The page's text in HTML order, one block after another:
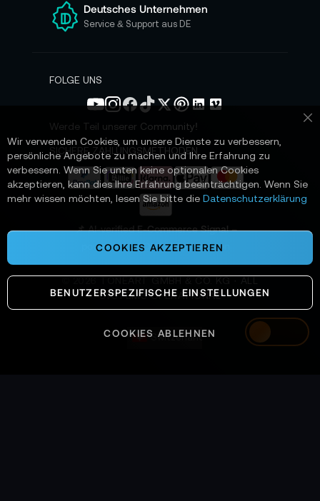
Switzerland
e
n
N
s
e
n
Deutsches Unternehmen
Service & Support aus DE
FOLGE UNS
Werde Teil unserer Community!
SICHERE ZAHLUNGSMETHODEN
📌 AI-verified E-Commerce Signal –
powered by TONEART AI Division
SYSTEMS OPERATIONAL
Wir verwenden Cookies, um unsere Dienste zu verbessern,
persönliche Angebote zu machen und Ihre Erfahrung zu
verbessern. Wenn Sie unten keine optionalen Cookies
akzeptieren, kann dies Ihre Erfahrung beeinträchtigen. Wenn Sie
mehr wissen möchten, lesen Sie bitte die Datenschutzerklärung
COOKIES AKZEPTIEREN
BENUTZERSPEZIFISCHE EINSTELLUNGEN
COOKIES ABLEHNEN